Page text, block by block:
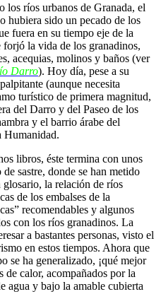
ríos urbanos de Granada, el
hubiera sido un pecado de los
fuera en su tiempo eje de la
la vida de los granadinos,
acequias, molinos y baños (ver
Darro). Hoy día, pese a su
(aunque necesita
turístico de primera magnitud,
del Darro y del Paseo de los
y el barrio árabe del
Humanidad.
libros, éste termina con unos
sastre, donde se han metido
glosario, la relación de ríos
de los embalses de la
recomendables y algunos
con los ríos granadinos. La
a bastantes personas, visto el
en estos tiempos. Ahora que
se ha generalizado, ¡qué mejor
de calor, acompañados por la
agua y bajo la amable cubierta